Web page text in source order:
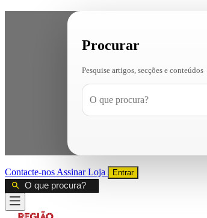
Procurar
Pesquise artigos, secções e conteúdos
Contacte-nos AssinarLoja Entrar